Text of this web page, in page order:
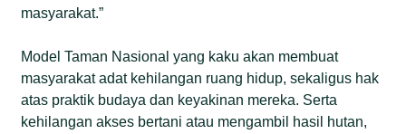
masyarakat.”
Model Taman Nasional yang kaku akan membuat
masyarakat adat kehilangan ruang hidup, sekaligus hak
atas praktik budaya dan keyakinan mereka. Serta
kehilangan akses bertani atau mengambil hasil hutan,